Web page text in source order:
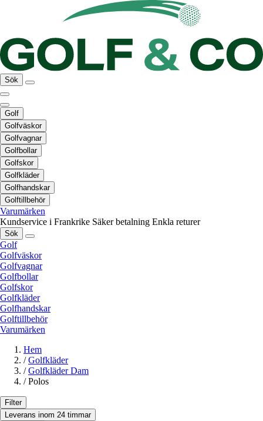
Sök
Golf
Golfväskor
Golfvagnar
Golfbollar
Golfskor
Golfkläder
Golfhandskar
Golftillbehör
Varumärken
Kundservice i Frankrike Säker betalning Enkla returer
Sök
Golf
Golfväskor
Golfvagnar
Golfbollar
Golfskor
Golfkläder
Golfhandskar
Golftillbehör
Varumärken
Hem
/ Golfkläder
/ Golfkläder Dam
/ Polos
Filter
Leverans inom 24 timmar